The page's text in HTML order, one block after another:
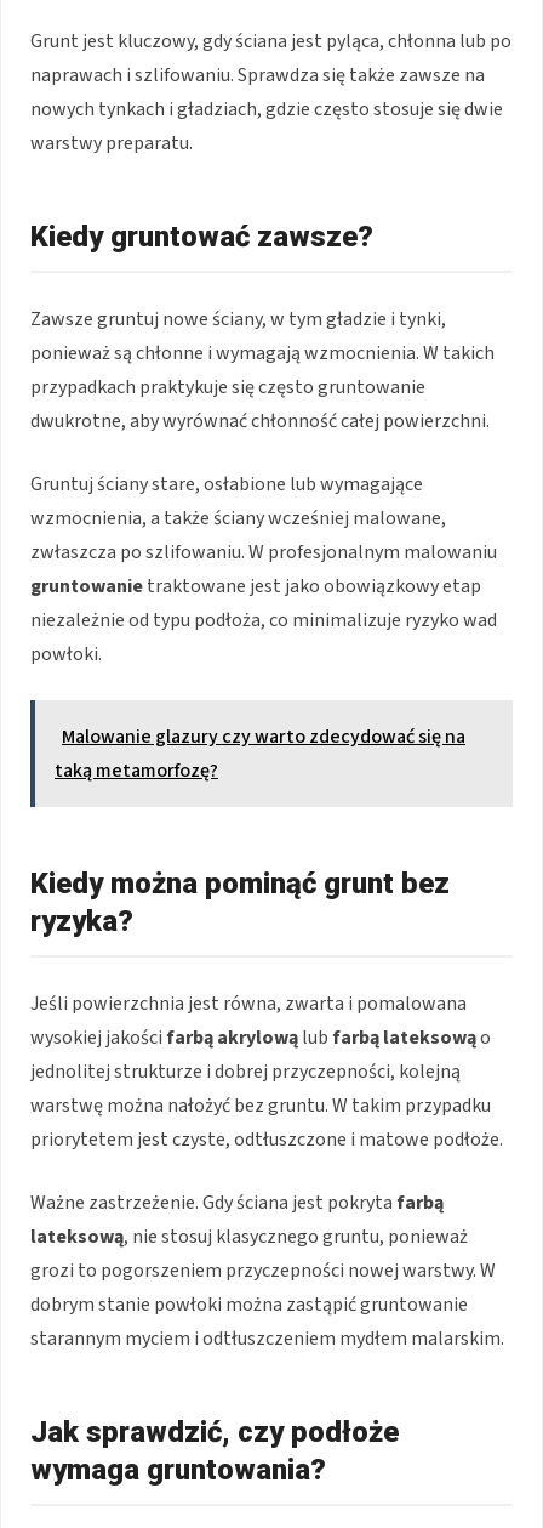
Grunt jest kluczowy, gdy ściana jest pyląca, chłonna lub po
naprawach i szlifowaniu. Sprawdza się także zawsze na
nowych tynkach i gładziach, gdzie często stosuje się dwie
warstwy preparatu.
Kiedy gruntować zawsze?
Zawsze gruntuj nowe ściany, w tym gładzie i tynki,
ponieważ są chłonne i wymagają wzmocnienia. W takich
przypadkach praktykuje się często gruntowanie
dwukrotne, aby wyrównać chłonność całej powierzchni.
Gruntuj ściany stare, osłabione lub wymagające
wzmocnienia, a także ściany wcześniej malowane,
zwłaszcza po szlifowaniu. W profesjonalnym malowaniu
gruntowanietraktowane jest jako obowiązkowy etap
niezależnie od typu podłoża, co minimalizuje ryzyko wad
powłoki.
Malowanie glazury czy warto zdecydować się na
taką metamorfozę?
Kiedy można pominąć grunt bez
ryzyka?
Jeśli powierzchnia jest równa, zwarta i pomalowana
wysokiej jakościfarbą akrylowąlubfarbą lateksowąo
jednolitej strukturze i dobrej przyczepności, kolejną
warstwę można nałożyć bez gruntu. W takim przypadku
priorytetem jest czyste, odtłuszczone i matowe podłoże.
Ważne zastrzeżenie. Gdy ściana jest pokrytafarbą
lateksową, nie stosuj klasycznego gruntu, ponieważ
grozi to pogorszeniem przyczepności nowej warstwy. W
dobrym stanie powłoki można zastąpić gruntowanie
starannym myciem i odtłuszczeniem mydłem malarskim.
Jak sprawdzić, czy podłoże
wymaga gruntowania?